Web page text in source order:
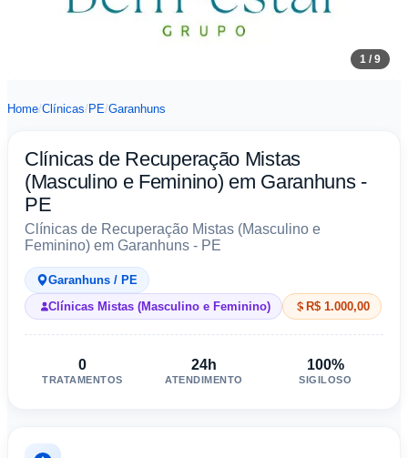
1 / 9
Home/Clínicas/ PE/Garanhuns
Clínicas de Recuperação Mistas
(Masculino e Feminino) em Garanhuns -
PE
Clínicas de Recuperação Mistas (Masculino e
Feminino) em Garanhuns - PE
Garanhuns / PE
Clínicas Mistas (Masculino e Feminino)
R$ 1.000,00
0
TRATAMENTOS
24h
ATENDIMENTO
100%
SIGILOSO